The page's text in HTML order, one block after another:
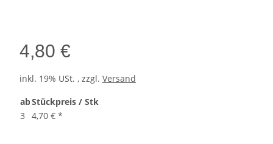
4,80 €
inkl. 19% USt. , zzgl. Versand
abStückpreis / Stk
3
4,70 € *